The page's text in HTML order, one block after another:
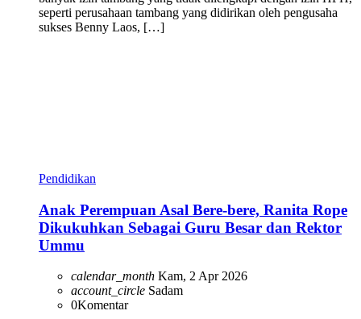
seperti perusahaan tambang yang didirikan oleh pengusaha
sukses Benny Laos, […]
Pendidikan
Anak Perempuan Asal Bere-bere, Ranita Rope
Dikukuhkan Sebagai Guru Besar dan Rektor
Ummu
calendar_month Kam, 2 Apr 2026
account_circle Sadam
0Komentar